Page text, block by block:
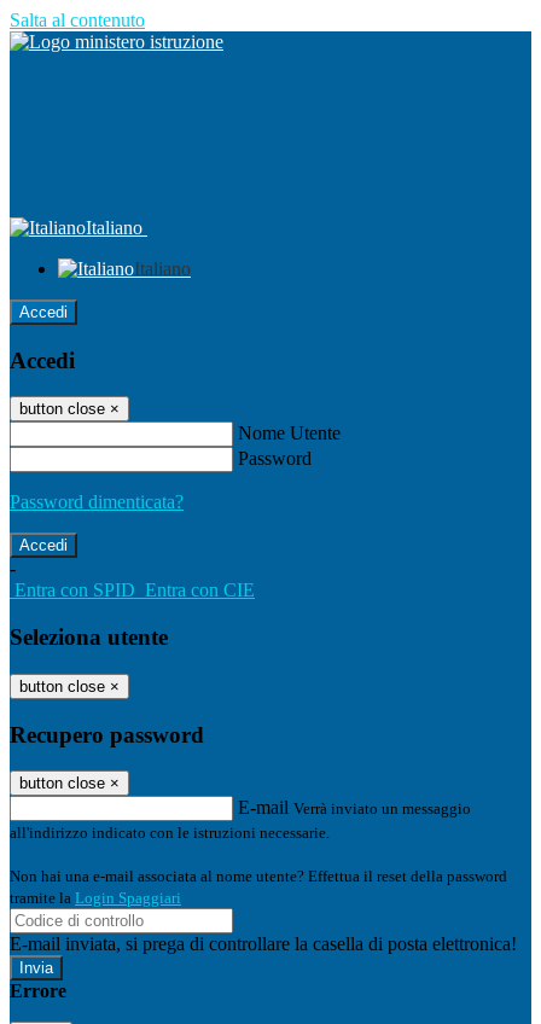
Salta al contenuto
Italiano
Italiano
Accedi
Accedi
button close ×
Nome Utente
Password
Password dimenticata?
-
Entra con SPID Entra con CIE
Seleziona utente
button close ×
Recupero password
button close ×
E-mail Verrà inviato un messaggio
all'indirizzo indicato con le istruzioni necessarie.
Non hai una e-mail associata al nome utente? Effettua il reset della password
tramite la Login Spaggiari
E-mail inviata, si prega di controllare la casella di posta elettronica!
Errore